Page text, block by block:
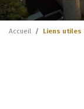
Accueil Liens utiles